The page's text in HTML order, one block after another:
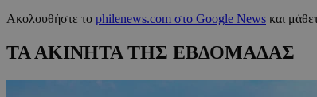
Ακολουθήστε το philenews.com στο Google News και
ΤΑ ΑΚΙΝΗΤΑ ΤΗΣ ΕΒΔΟΜΑΔΑΣ